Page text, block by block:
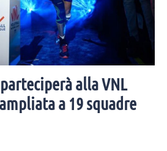
alla VNL
a 19 squadre